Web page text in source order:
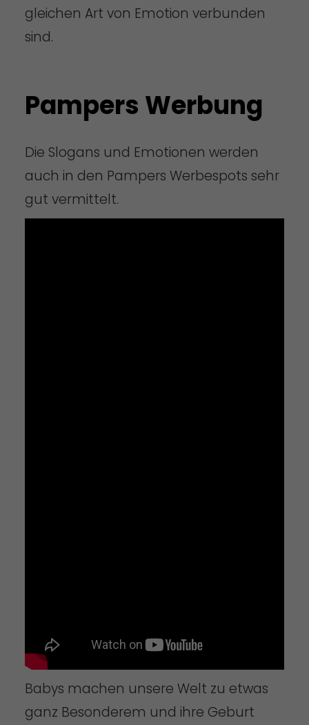
gleichen Art von Emotion verbunden
sind.
Pampers Werbung
Die Slogans und Emotionen werden
auch in den Pampers Werbespots sehr
gut vermittelt.
Babys machen unsere Welt zu etwas
ganz Besonderem und ihre Geburt